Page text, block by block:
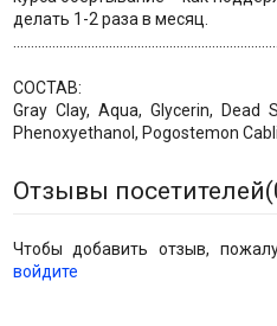
делать 1-2 раза в месяц.
СОСТАВ:
Gray Clay, Aqua, Glycerin, Dead
Phenoxyethanol, Pogostemon
Отзывы посетителей(
Чтобы добавить отзыв,
войдите